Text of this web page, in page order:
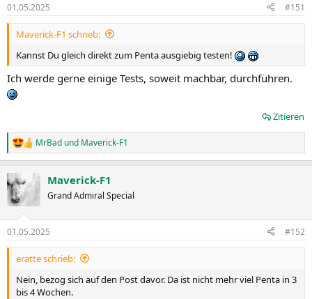
01.05.2025 #151
Maverick-F1 schrieb:
Kannst Du gleich direkt zum Penta ausgiebig testen!
Ich werde gerne einige Tests, soweit machbar, durchführen.
Zitieren
R
e
k
t
i
e
n
MrBad und Maverick-F1
Maverick-F1
Grand Admiral Special
01.05.2025 #152
eratte schrieb:
Nein, bezog sich auf den Post davor. Da ist nicht mehr viel Penta in 3
bis 4 Wochen.